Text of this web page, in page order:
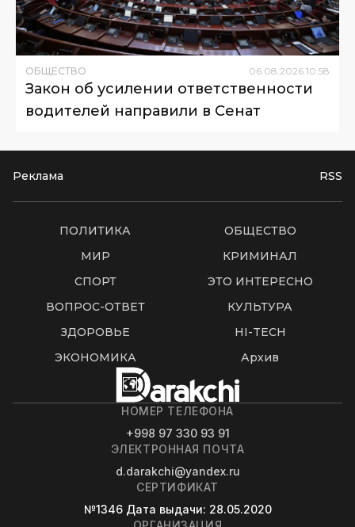
ОБЩЕСТВО 06 08 2026 10:58
Закон об усилении ответственности
водителей направили в Сенат
Реклама RSS
ПОЛИТИКА
ОБЩЕСТВО
МИР
КРИМИНАЛ
СПОРТ
ЭТО ИНТЕРЕСНО
ВОПРОС-ОТВЕТ
КУЛЬТУРА
ЗДОРОВЬЕ
HI-TECH
ЭКОНОМИКА
Архив
НОМЕР ТЕЛЕФОНА
+998 97 330 93 91
ЭЛЕКТРОННАЯ ПОЧТА
d.darakchi@yandex.ru
СЕРТИФИКАТ
№1346 Дата выдачи: 28.05.2020